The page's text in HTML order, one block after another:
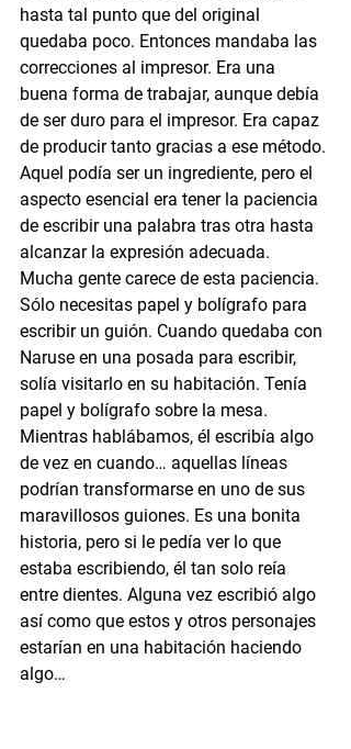
hasta tal punto que del original
quedaba poco. Entonces mandaba las
correcciones al impresor. Era una
buena forma de trabajar, aunque debía
de ser duro para el impresor. Era capaz
de producir tanto gracias a ese método.
Aquel podía ser un ingrediente, pero el
aspecto esencial era tener la paciencia
de escribir una palabra tras otra hasta
alcanzar la expresión adecuada.
Mucha gente carece de esta paciencia.
Sólo necesitas papel y bolígrafo para
escribir un guión. Cuando quedaba con
Naruse en una posada para escribir,
solía visitarlo en su habitación. Tenía
papel y bolígrafo sobre la mesa.
Mientras hablábamos, él escribía algo
de vez en cuando… aquellas líneas
podrían transformarse en uno de sus
maravillosos guiones. Es una bonita
historia, pero si le pedía ver lo que
estaba escribiendo, él tan solo reía
entre dientes. Alguna vez escribió algo
así como que estos y otros personajes
estarían en una habitación haciendo
algo…